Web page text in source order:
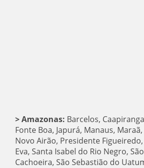
> Amazonas: Barcelos,
Fonte Boa, Japurá, Manaus,
Novo Airão, Presidente
Eva, Santa Isabel do Rio Negro,
Cachoeira, São Sebastião do